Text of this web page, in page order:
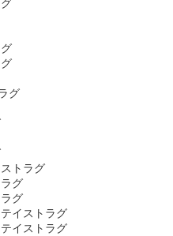
グ
トラグ
グ
グ
イストラグ
イストラグ